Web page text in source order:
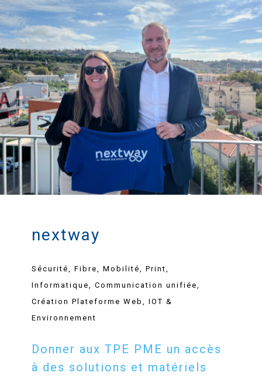
nextway
Sécurité, Fibre, Mobilité, Print,
Informatique, Communication unifiée,
Création Plateforme Web, IOT &
Environnement
Donner aux TPE PME un accès
à des solutions et matériels